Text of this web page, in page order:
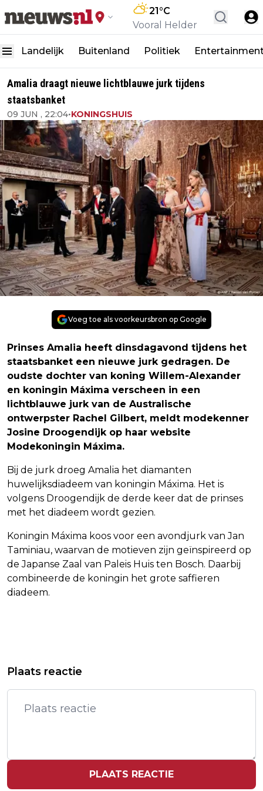
21°C
Vooral Helder
Landelijk Buitenland Politiek
Amalia draagt nieuwe lichtblauwe jurk tijdens
staatsbanket
09 JUN , 22:04•KONINGSHUIS
Voeg toe als voorkeursbron op Google
Prinses Amalia heeft dinsdagavond tijdens het
staatsbanket een nieuwe jurk gedragen. De
oudste dochter van koning Willem-Alexander
en koningin Máxima verscheen in een
lichtblauwe jurk van de Australische
ontwerpster Rachel Gilbert, meldt modekenner
Josine Droogendijk op haar website
Modekoningin Máxima.
Bij de jurk droeg Amalia het diamanten
huwelijksdiadeem van koningin Máxima. Het is
volgens Droogendijk de derde keer dat de prinses
met het diadeem wordt gezien.
Koningin Máxima koos voor een avondjurk van Jan
Taminiau, waarvan de motieven zijn geïnspireerd op
de Japanse Zaal van Paleis Huis ten Bosch. Daarbij
combineerde de koningin het grote saffieren
diadeem.
DUITSLAND MET LIED ICH BIN WIE DU
PAUS LEO XIV HEEFT ONTMOETING
MET BAD BUNNY IN MADRID
Plaats reactie
PLAATS REACTIE